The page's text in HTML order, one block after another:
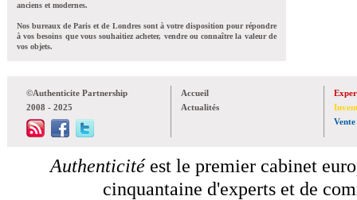
anciens et modernes.
Nos bureaux de Paris et de Londres sont à votre disposition pour répondre
à vos besoins que vous souhaitiez acheter, vendre ou connaître la valeur de
vos objets.
©Authenticite Partnership
2008 - 2025
Accueil
Actualités
Vente
Authenticitéest le premier cabinet
cinquantaine d'experts et de